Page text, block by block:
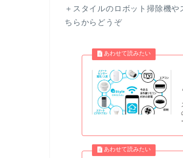
＋スタイルのロボット掃除機
ちらからどうぞ